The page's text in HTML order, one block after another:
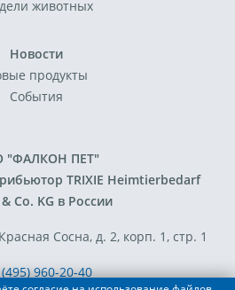
животных
Новости
продукты
События
"ФАЛКОН ПЕТ"
TRIXIE Heimtierbedarf
Co. KG в России
Сосна, д. 2, корп. 1, стр. 1
960-20-40